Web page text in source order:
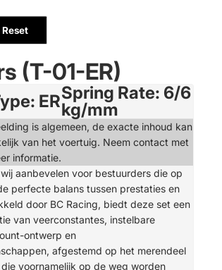
Reset
(T-01-ER)
ERSpring Rate: 6/6
kg/mm
is algemeen, de exacte inhoud kan
van het voertuig. Neem contact met
informatie.
aanbevelen voor bestuurders die op
perfecte balans tussen prestaties en
door BC Racing, biedt deze set een
van veerconstantes, instelbare
ontwerp en
afgestemd op het merendeel
voornamelijk op de weg worden